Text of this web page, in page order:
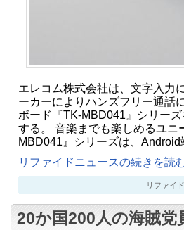
エレコム株式会社は、文字入力
ーカーによりハンズフリー通話
ボード『TK-MBD041』シリー
する。 音楽までも楽しめるユニ
MBD041』シリーズは、
リファイドニュースの続きを読
リファイド
20か国200人の海賊